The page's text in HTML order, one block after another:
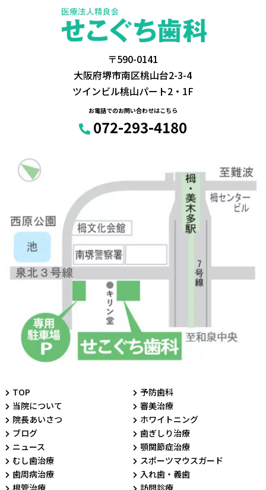
〒590-0141
大阪府堺市南区桃山台2-3-4
ツインビル桃山パート2・1F
お電話でのお問い合わせはこちら
072-293-4180
TOP
予防歯科
当院について
審美治療
院長あいさつ
ホワイトニング
ブログ
歯ぎしり治療
ニュース
顎関節症治療
むし歯治療
スポーツマウスガード
歯周病治療
入れ歯・義歯
根管治療
訪問診療